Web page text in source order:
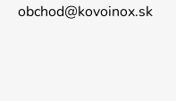
obchod@kovoinox.sk